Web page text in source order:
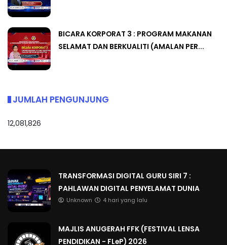
BICARA KORPORAT 3 : PROGRAM MAKANAN
SELAMAT DAN BERKUALITI (AMALAN PER...
JUMLAH PENGUNJUNG
12,081,826
TRANSFORMASI DIGITAL GURU SIRI 7 :
PAHLAWAN DIGITAL PENYELAMAT DUNIA
Unknown 4 hari yang lalu
MAJLIS ANUGERAH FFK (FESTIVAL LENSA
PENDIDIKAN - FLeP) 2026